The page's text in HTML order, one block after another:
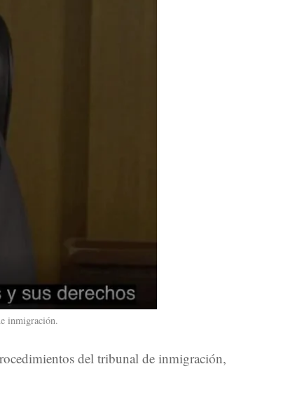
inmigración.
del tribunal de inmigración,